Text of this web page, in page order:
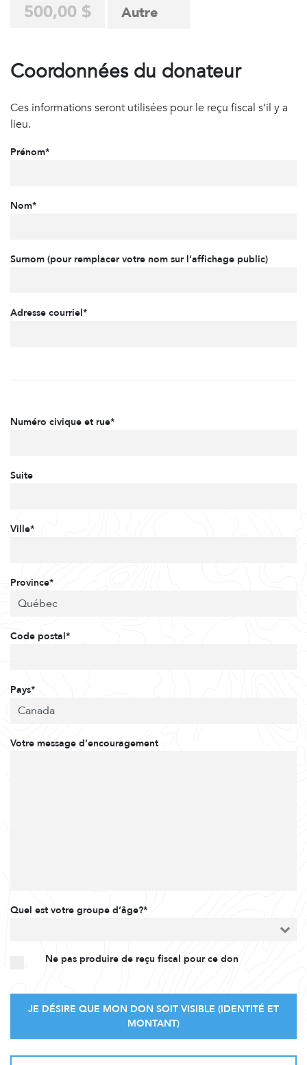
500,00 $
Coordonnées du donateur
Ces informations seront utilisées pour le reçu fiscal s’il y a
lieu.
Prénom*
Nom*
Surnom (pour remplacer votre nom sur l’affichage public)
Adresse courriel*
Numéro civique et rue*
Suite
Ville*
Province*
Code postal*
Pays*
Votre message d’encouragement
Quel est votre groupe d’âge?*
Ne pas produire de reçu fiscal pour ce don
JE DÉSIRE QUE MON DON SOIT VISIBLE (IDENTITÉ ET
MONTANT)